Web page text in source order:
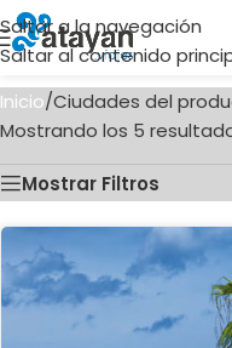
Saltar a la navegación
Saltar al contenido
Inicio/Ciudades del
Mostrando los 5
Mostrar Filtros